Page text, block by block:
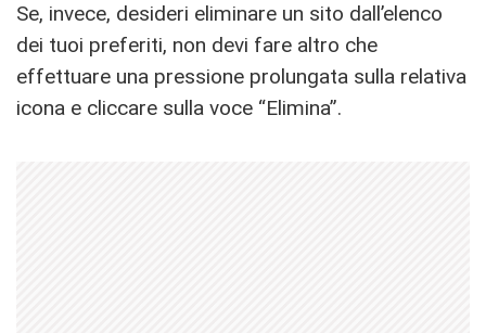
Se, invece, desideri eliminare un sito dall’elenco
dei tuoi preferiti, non devi fare altro che
effettuare una pressione prolungata sulla relativa
icona e cliccare sulla voce “Elimina”.